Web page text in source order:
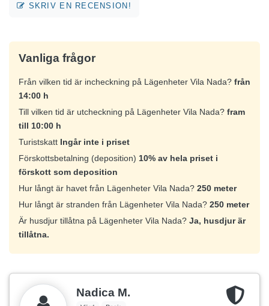
SKRIV EN RECENSION!
Vanliga frågor
Från vilken tid är incheckning på Lägenheter Vila Nada? från
14:00 h
Till vilken tid är utcheckning på Lägenheter Vila Nada? fram
till 10:00 h
Turistskatt Ingår inte i priset
Förskottsbetalning (deposition) 10% av hela priset i
förskott som deposition
Hur långt är havet från Lägenheter Vila Nada? 250 meter
Hur långt är stranden från Lägenheter Vila Nada? 250 meter
Är husdjur tillåtna på Lägenheter Vila Nada? Ja, husdjur är
tillåtna.
Nadica M.